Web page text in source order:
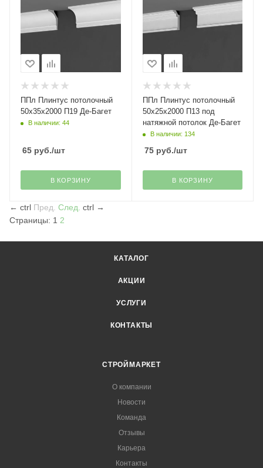
ППл Плинтус потолочный
50х35х2000 П19 Де-Багет
В наличии: 44
65 руб./шт
В КОРЗИНУ
ППл Плинтус потолочный
50х25х2000 П13 под
натяжной потолок Де-Багет
В наличии: 134
75руб./шт
В КОРЗИНУ
← ctrl Пред. След. ctrl →
Страницы: 1 2
КАТАЛОГ
АКЦИИ
УСЛУГИ
КОНТАКТЫ
СТРОЙМАРКЕТ
О компании
Новости
Команда
Отзывы
Карьера
Контакты